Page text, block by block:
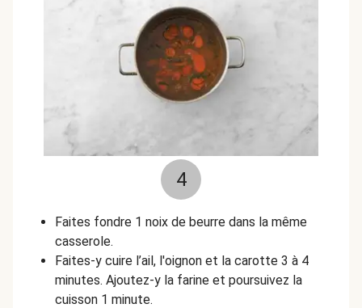
4
Faites fondre 1 noix de beurre dans la même
casserole.
Faites-y cuire l’ail, l'oignon et la carotte 3 à 4
minutes. Ajoutez-y la farine et poursuivez la
cuisson 1 minute.